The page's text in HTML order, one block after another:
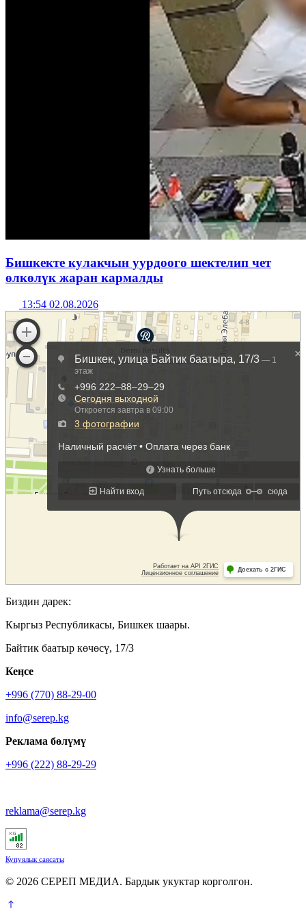
Бишкекте кулакчын уурдоого шектелип чет
өлкөлүк жаран кармалды
13:54 02.08.2026
Биздин дарек:
Кыргыз Республикасы, Бишкек шаары.
Байтик баатыр көчөсү, 17/3
Кеӊсе
+996 (770) 88-29-00
info@serep.kg
Реклама бөлүмү
+996 (222) 88-29-29
reklama@serep.kg
Купуялык саясаты
© 2026 СЕРЕП МЕДИА. Бардык укуктар корголгон.